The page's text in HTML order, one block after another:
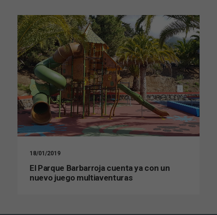
18/01/2019
El Parque Barbarroja cuenta ya con un
nuevo juego multiaventuras